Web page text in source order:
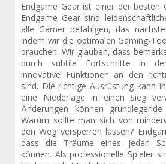
Endgame Gear ist einer der besten
Endgame Gear sind
alle Gamer befähigen, das
indem wir die optimalen Gaming-
brauchen. Wir glauben, dass
durch subtile Fortschritte in
innovative Funktionen an den
sind. Die richtige Ausrüstung kann
eine Niederlage in einen Sieg
Änderungen können
Warum sollte man sich von
den Weg versperren lassen?
dass die Träume eines jeden
können. Als professionelle Spieler